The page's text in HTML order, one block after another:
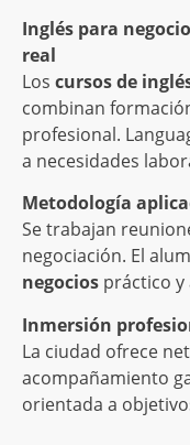
Inglés para
real
Los cursos de
combinan
profesional.
a necesidades
Metodología
Se trabajan
negociación. El
negocios práctico y
Inmersión
La ciudad ofrece
acompañamiento
orientada a